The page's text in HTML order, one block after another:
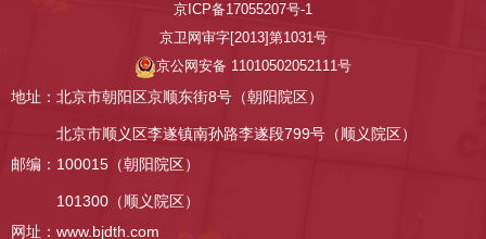
京ICP备17055207号-1
京卫网审字[2013]第1031号
京公网安备 11010502052111号
地址： 北京市朝阳区京顺东街8号（朝阳院区）
北京市顺义区李遂镇南孙路李遂段799号（顺义院区）
邮编： 100015（朝阳院区）
101300（顺义院区）
网址：www.bjdth.com